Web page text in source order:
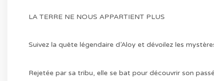
LA TERRE NE NOUS APPARTIENT PLUS
Suivez la quête légendaire d’Aloy et dévoilez les
Rejetée par sa tribu, elle se bat pour découvrir son